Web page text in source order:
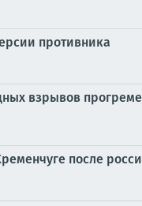
противника
взрывов
после